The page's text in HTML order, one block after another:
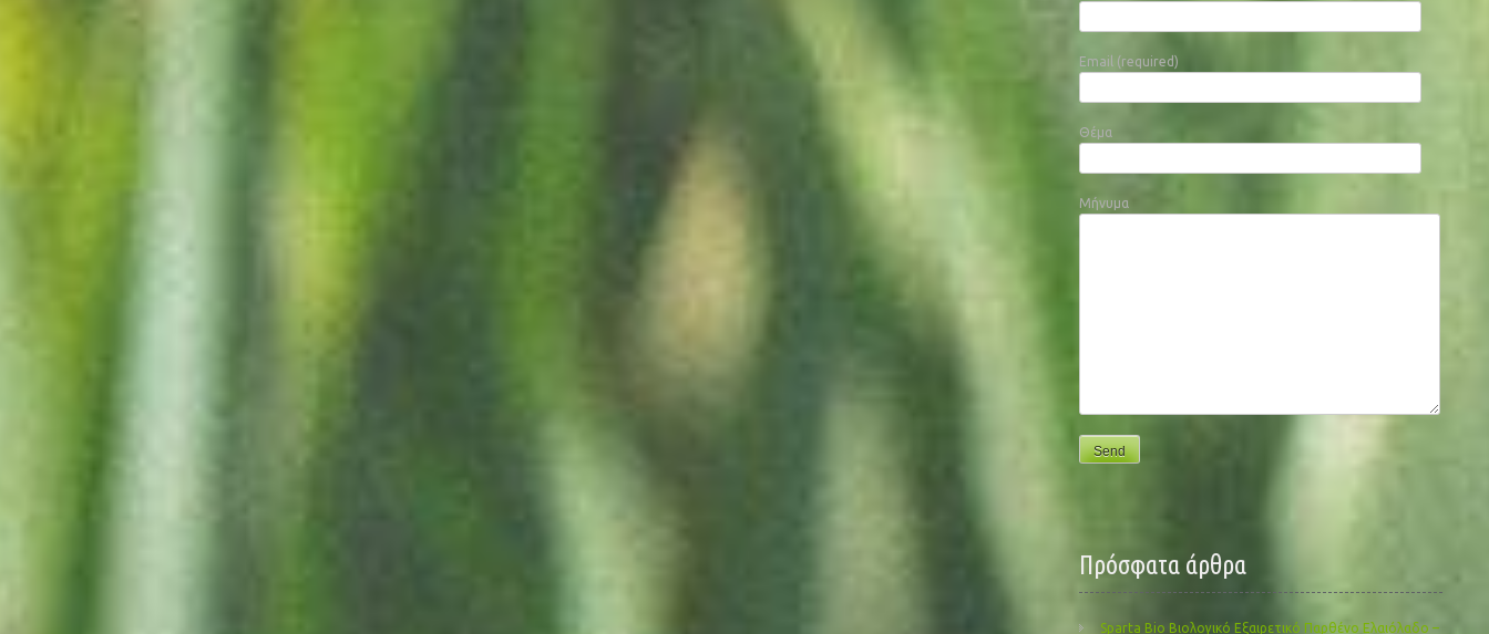
Email (required)
Θέμα
Μήνυμα
Πρόσφατα άρθρα
Sparta Bio Βιολογικό Εξαιρετικό Παρθένο Ελαιόλαδο –